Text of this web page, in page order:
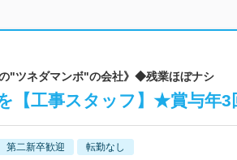
"ツネダマンボ"の会社》◆残業ほぼナシ
【工事スタッフ】★賞与年3
第二新卒歓迎 転勤なし